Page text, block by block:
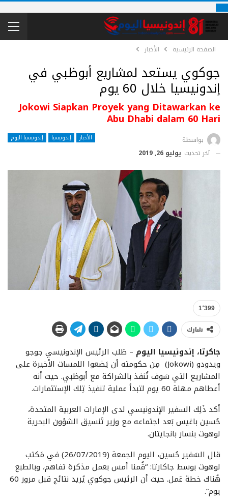
الصفحة الرئيسية الأخبار
جوكوي يستعد لمشاريع أبوظبي في
إندونيسيا خلال 60 يوم
Jokowi Siapkan Proyek yang Ditawarkan ke
Abu Dhabi dalam 60 Hari
الأخبار إندونيسيا إندونيسيا اليوم
بواسطة
آخر تحديث يوليو 26, 2019
1٬399
شارك
جاكرتا، إندونيسيا اليوم – طَلب الرئيس الإندونيسي جوجو
ويدودو (Jokowi) مِن حكومته أن يَضعوا اللمسات الأخيرة على
المشاريع التي سَوف تُنفذ بالشراكة مع أبوظبي. حيث أنه
أعطاهم مهلة 60 يوم لتبدأ عملية تنفيذ تِلك الإستثمارات.
أكد ذَلِك السفير الإندونيسي لدى الإمارات العربية المتحدة،
حُسين باغيس بَعد اجتماعه مع وزير تَنسيق الشؤون البحرية
لوهوت بنسار بانجايتان.
قال السَفير حُسين، اليوم الجمعة (26/07/2019) في مَكتب
لوهوت بوسط جاكارتا: “قُمنا أمس بعمل مذكرة تفاهم، وبالطبع
هُناك خطة عَمل. حيث أن الرئيس جوكوي يُريد نتائج قبل مرور 60
يوم”.